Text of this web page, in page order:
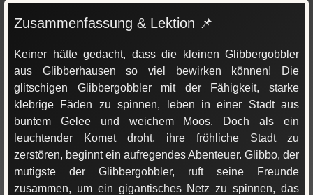
Zusammenfassung & Lektion 📌
Keiner hätte gedacht, dass die kleinen Glibbergobbler
aus Glibberhausen so viel bewirken können! Die
glitschigen Glibbergobbler mit der Fähigkeit, starke
klebrige Fäden zu spinnen, leben in einer Stadt aus
buntem Gelee und weichem Moos. Doch als ein
leuchtender Komet droht, ihre fröhliche Stadt zu
zerstören, beginnt ein aufregendes Abenteuer. Glibbo, der
mutigste der Glibbergobbler, ruft seine Freunde
zusammen, um ein gigantisches Netz zu spinnen, das